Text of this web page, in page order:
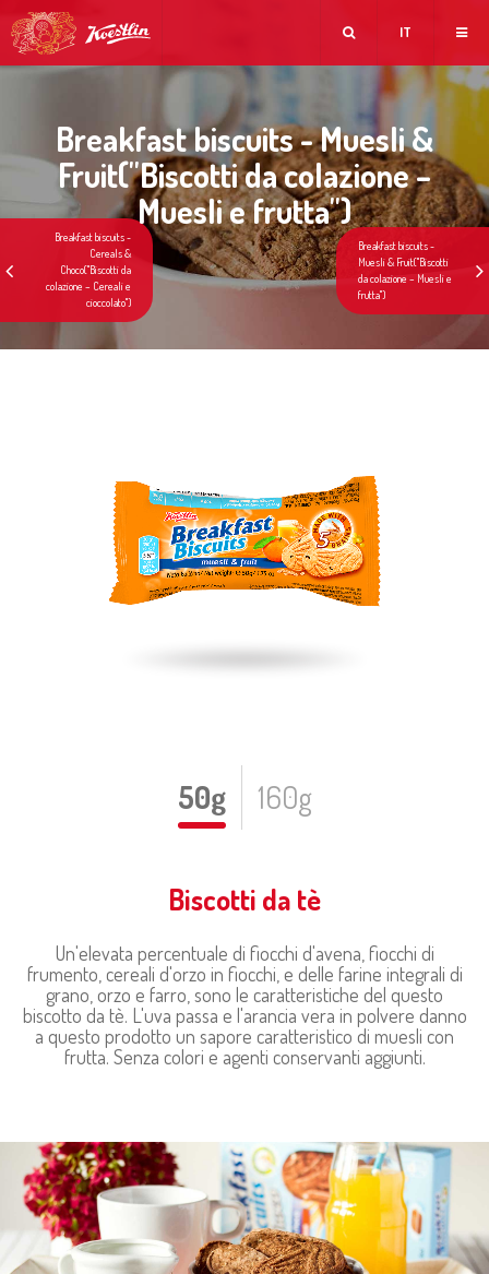
IT
Breakfast biscuits - Muesli &
Fruit(''Biscotti da colazione –
Muesli e frutta'')
50g 160g
Biscotti da tè
Un'elevata percentuale di fiocchi d'avena, fiocchi di
frumento, cereali d'orzo in fiocchi, e delle farine integrali di
grano, orzo e farro, sono le caratteristiche del questo
biscotto da tè. L'uva passa e l'arancia vera in polvere danno
a questo prodotto un sapore caratteristico di muesli con
frutta. Senza colori e agenti conservanti aggiunti.